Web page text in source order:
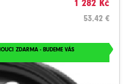
1 282 Kč
53.42 €
ZDARMA - BUDEME VÁS